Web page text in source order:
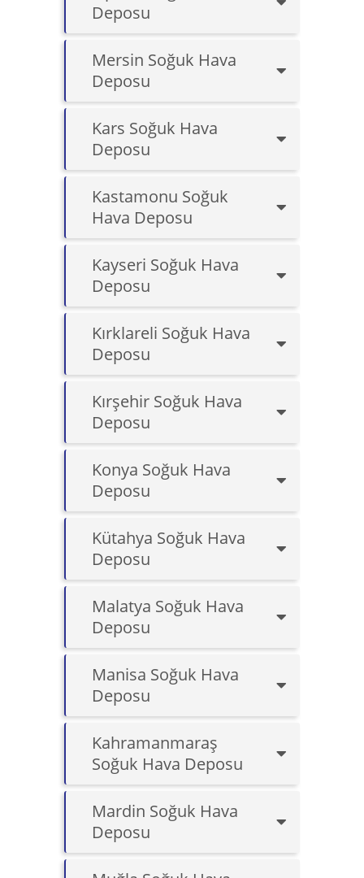
Deposu
Mersin Soğuk Hava
Deposu
Kars Soğuk Hava
Deposu
Kastamonu Soğuk
Hava Deposu
Kayseri Soğuk Hava
Deposu
Kırklareli Soğuk Hava
Deposu
Kırşehir Soğuk Hava
Deposu
Konya Soğuk Hava
Deposu
Kütahya Soğuk Hava
Deposu
Malatya Soğuk Hava
Deposu
Manisa Soğuk Hava
Deposu
Kahramanmaraş
Soğuk Hava Deposu
Mardin Soğuk Hava
Deposu